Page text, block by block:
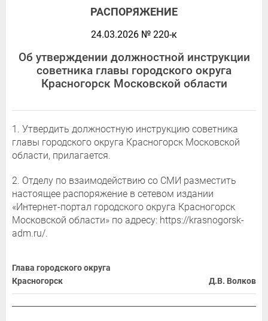
РАСПОРЯЖЕНИЕ
24.03.2026 № 220-к
Об утверждении должностной инструкции
советника главы городского округа
Красногорск Московской области
1. Утвердить должностную инструкцию советника
главы городского округа Красногорск Московской
области, прилагается.
2. Отделу по взаимодействию со СМИ разместить
настоящее распоряжение в сетевом издании
«Интернет-портал городского округа Красногорск
Московской области» по адресу: https://krasnogorsk-
adm.ru/.
Глава городского округа
Красногорск
Д.В. Волков